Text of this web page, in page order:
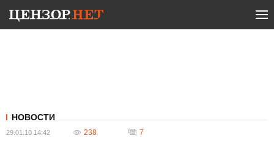
НОВОСТИ
29.01.10 14:42 238 7